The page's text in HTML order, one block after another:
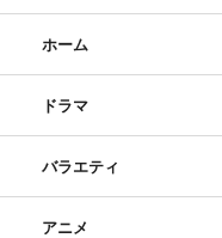
ホーム
ドラマ
バラエティ
アニメ